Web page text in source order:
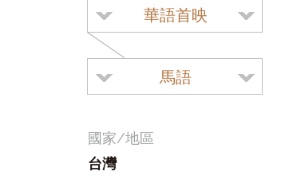
華語首映
馬語
國家/地區
台灣